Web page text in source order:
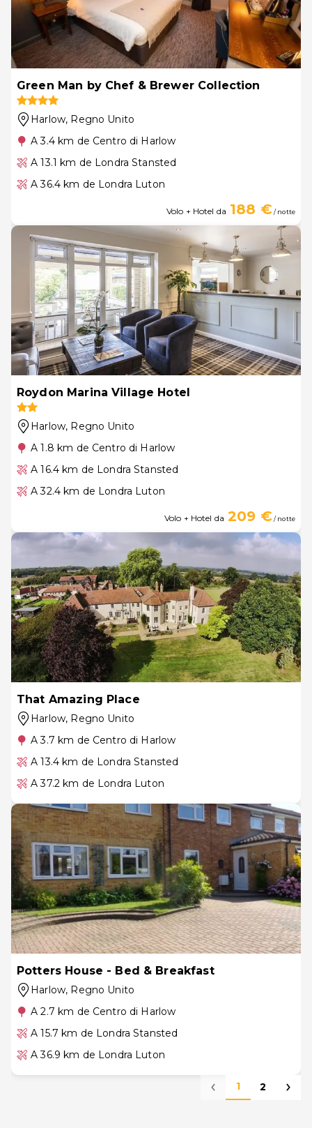
Green Man by Chef & Brewer Collection
Harlow, Regno Unito
A 3.4 km de Centro di Harlow
A 13.1 km de Londra Stansted
A 36.4 km de Londra Luton
Volo + Hotel da 188 €/ notte
Roydon Marina Village Hotel
Harlow, Regno Unito
A 1.8 km de Centro di Harlow
A 16.4 km de Londra Stansted
A 32.4 km de Londra Luton
Volo + Hotel da 209 €/ notte
That Amazing Place
Harlow, Regno Unito
A 3.7 km de Centro di Harlow
A 13.4 km de Londra Stansted
A 37.2 km de Londra Luton
Potters House - Bed & Breakfast
Harlow, Regno Unito
A 2.7 km de Centro di Harlow
A 15.7 km de Londra Stansted
A 36.9 km de Londra Luton
1 2